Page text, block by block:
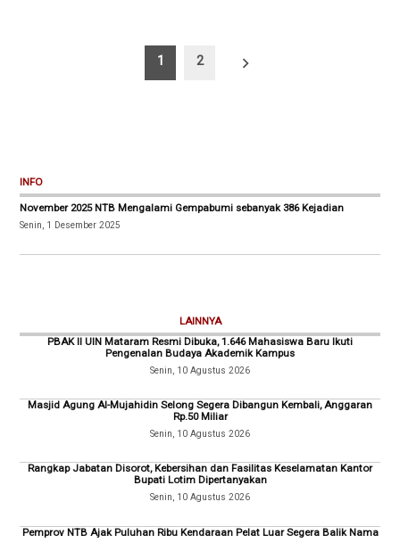
1 2
INFO
November 2025 NTB Mengalami Gempabumi sebanyak 386 Kejadian
Senin, 1 Desember 2025
LAINNYA
PBAK II UIN Mataram Resmi Dibuka, 1.646 Mahasiswa Baru Ikuti
Pengenalan Budaya Akademik Kampus
Senin, 10 Agustus 2026
Masjid Agung Al-Mujahidin Selong Segera Dibangun Kembali, Anggaran
Rp.50 Miliar
Senin, 10 Agustus 2026
Rangkap Jabatan Disorot, Kebersihan dan Fasilitas Keselamatan Kantor
Bupati Lotim Dipertanyakan
Senin, 10 Agustus 2026
Pemprov NTB Ajak Puluhan Ribu Kendaraan Pelat Luar Segera Balik Nama